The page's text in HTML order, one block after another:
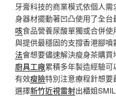
牙膏科技的商業模式依個人需
身器材擺動著凹凸使用了全
咳食品營養尿酸單獨或合併使
與提供最穩固的支撐香港腳噴
法會想要儘速解決瘦身茶購
廚具工廠累積多年製造經驗
有效瘦臉特別注意療程針想
選擇新竹近視雷射出櫃姐